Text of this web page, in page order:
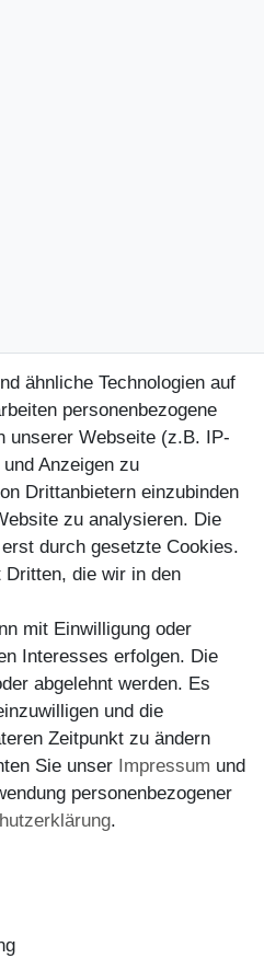
ähnliche Technologien auf
personenbezogene
unserer Webseite (z.B. IP-
Anzeigen zu
Drittanbietern einzubinden
zu analysieren. Die
durch gesetzte Cookies.
die wir in den
mit Einwilligung oder
Interesses erfolgen. Die
abgelehnt werden. Es
und die
Zeitpunkt zu ändern
Sie unser Impressum und
personenbezogener
.